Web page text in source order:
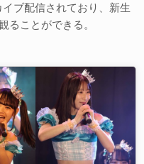
ブ配信されており、新生
ることができる。